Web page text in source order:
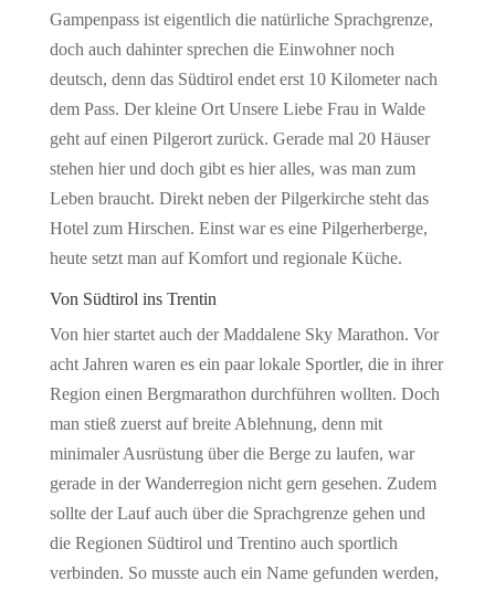
Gampenpass ist eigentlich die natürliche Sprachgrenze,
doch auch dahinter sprechen die Einwohner noch
deutsch, denn das Südtirol endet erst 10 Kilometer nach
dem Pass. Der kleine Ort Unsere Liebe Frau in Walde
geht auf einen Pilgerort zurück. Gerade mal 20 Häuser
stehen hier und doch gibt es hier alles, was man zum
Leben braucht. Direkt neben der Pilgerkirche steht das
Hotel zum Hirschen. Einst war es eine Pilgerherberge,
heute setzt man auf Komfort und regionale Küche.
Von Südtirol ins Trentin
Von hier startet auch der Maddalene Sky Marathon. Vor
acht Jahren waren es ein paar lokale Sportler, die in ihrer
Region einen Bergmarathon durchführen wollten. Doch
man stieß zuerst auf breite Ablehnung, denn mit
minimaler Ausrüstung über die Berge zu laufen, war
gerade in der Wanderregion nicht gern gesehen. Zudem
sollte der Lauf auch über die Sprachgrenze gehen und
die Regionen Südtirol und Trentino auch sportlich
verbinden. So musste auch ein Name gefunden werden,